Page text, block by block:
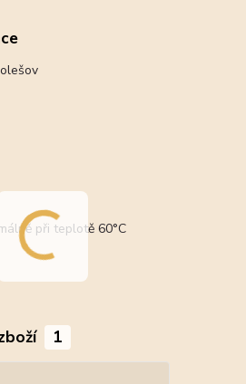
při teplotě 60°C
1